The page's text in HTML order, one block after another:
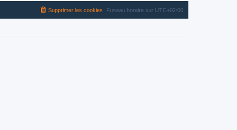
Fuseau horaire sur UTC+02:00
Supprimer les cookies